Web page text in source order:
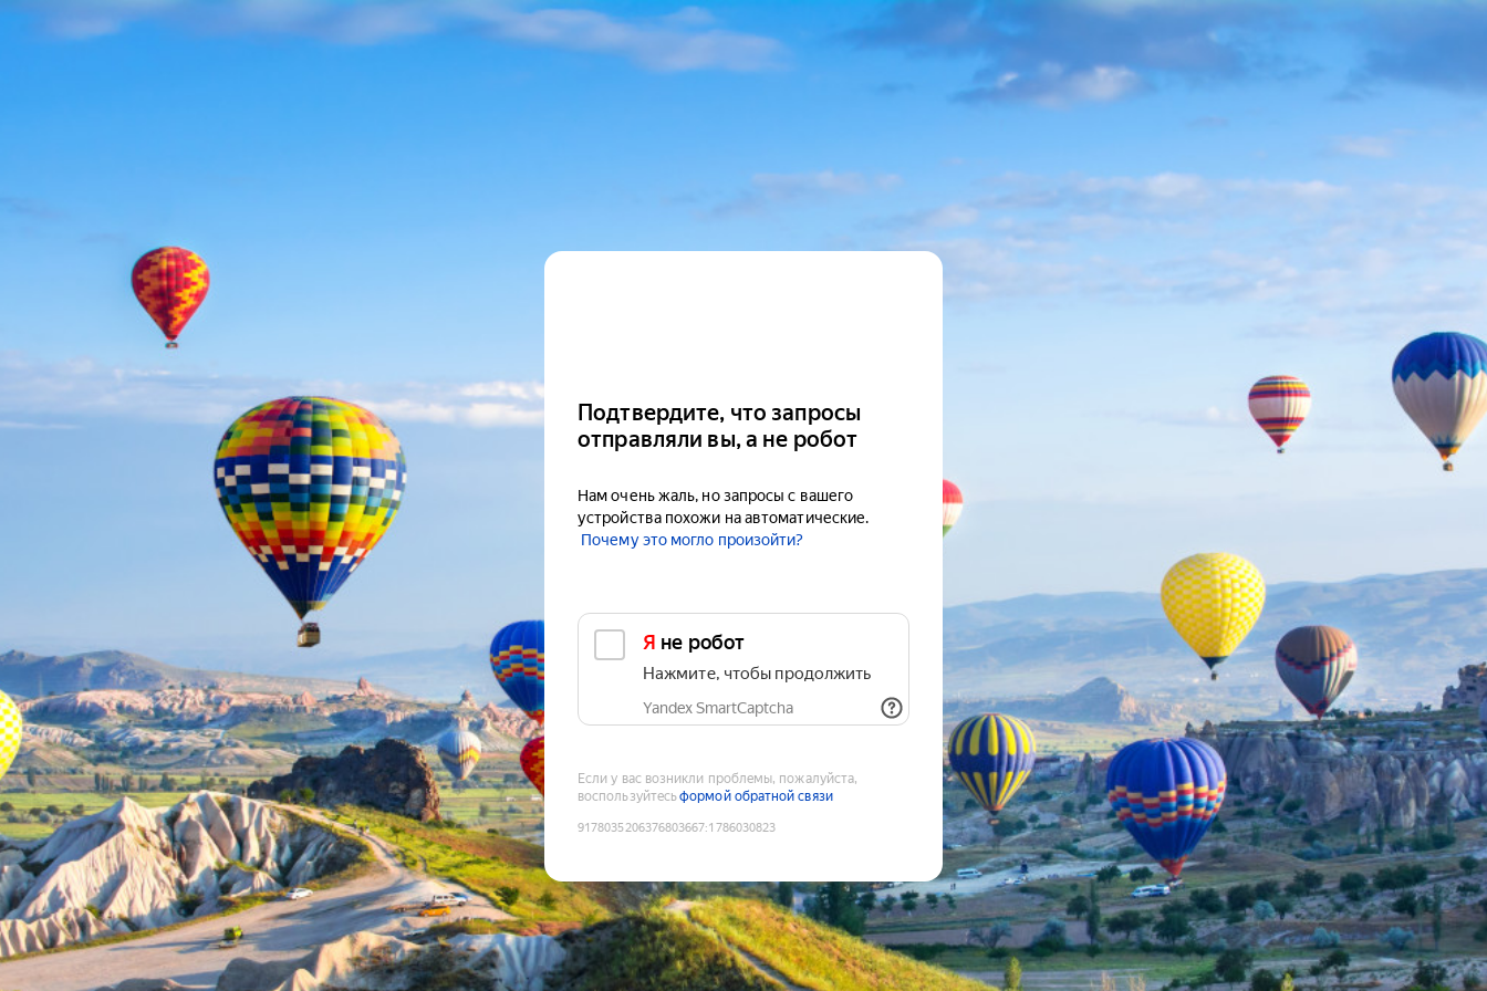
Подтвердите, что запросы
отправляли вы, а не робот
Нам очень жаль, но запросы с вашего
устройства похожи на автоматические.
Почему это могло произойти?
Я не робот
Нажмите, чтобы продолжить
Yandex SmartCaptcha
Если у вас возникли проблемы, пожалуйста,
воспользуйтесьформой обратной связи
9178035206376803667:1786030823